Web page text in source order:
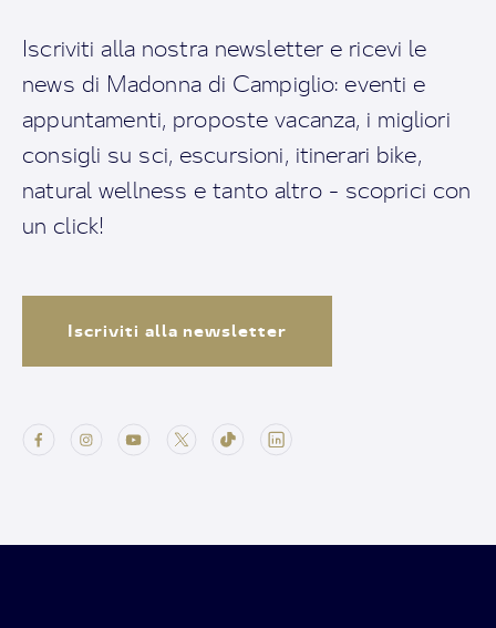
Iscriviti alla nostra newsletter e ricevi le
news di Madonna di Campiglio: eventi e
appuntamenti, proposte vacanza, i migliori
consigli su sci, escursioni, itinerari bike,
natural wellness e tanto altro - scoprici con
un click!
Iscriviti alla newsletter